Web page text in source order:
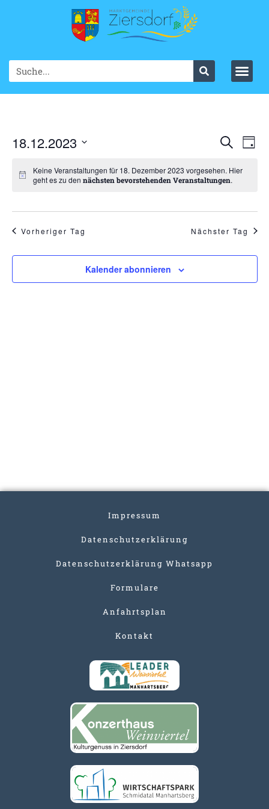
UND
SucheTag
18.12.2023
wählen.Keine Veranstaltungen für 18. Dezember 2023 vorgesehen. Hier
geht es zu dennächsten bevorstehenden Veranstaltungen.
Vorheriger Tag Nächster Tag
Kalender abonnieren
Impressum
Datenschutzerklärung
Datenschutzerklärung Whatsapp
Formulare
Anfahrtsplan
Kontakt